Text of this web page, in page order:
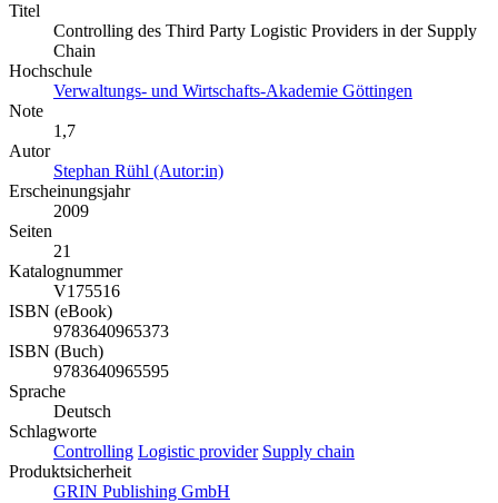
Titel
Controlling des Third Party Logistic Providers in der Supply
Chain
Hochschule
Verwaltungs- und Wirtschafts-Akademie Göttingen
Note
1,7
Autor
Stephan Rühl (Autor:in)
Erscheinungsjahr
2009
Seiten
21
Katalognummer
V175516
ISBN (eBook)
9783640965373
ISBN (Buch)
9783640965595
Sprache
Deutsch
Schlagworte
Controlling Logistic provider Supply chain
Produktsicherheit
GRIN Publishing GmbH